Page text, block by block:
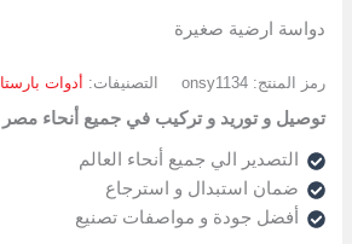
دواسة ارضية صغيرة
رمز المنتج:onsy1134 التصنيفات: أدوات بارستا
توصيل و توريد و تركيب في جميع أنحاء مصر
التصدير الي جميع أنحاء العالم
ضمان استبدال و استرجاع
أفضل جودة و مواصفات تصنيع